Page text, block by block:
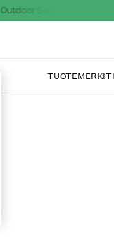
Outdoor Sale - 15% EXTRA
TUOTEMERKIT